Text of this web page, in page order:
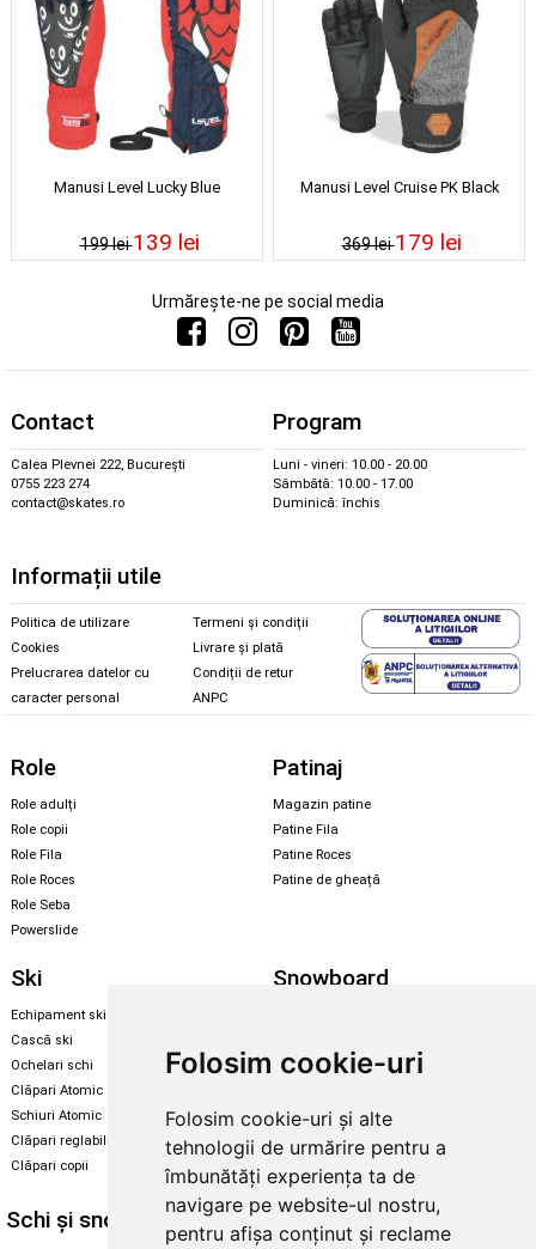
Folosim cookie-uri
Folosim cookie-uri și alte
tehnologii de urmărire pentru a
îmbunătăți experiența ta de
navigare pe website-ul nostru,
pentru afișa conținut și reclame
Manusi Level Lucky Blue
199 lei139 lei
Manusi Level Cruise PK Black
369 lei179 lei
Urmărește-ne pe social media
Contact
Calea Plevnei 222, București
0755 223 274
contact@skates.ro
Program
Luni - vineri: 10.00 - 20.00
Sâmbătă: 10.00 - 17.00
Duminică: închis
Informații utile
Politica de utilizare
Cookies
Prelucrarea datelor cu
caracter personal
Termeni și condiții
Livrare și plată
Condiții de retur
ANPC
Role
Role adulți
Role copii
Role Fila
Role Roces
Role Seba
Powerslide
Patinaj
Magazin patine
Patine Fila
Patine Roces
Patine de gheață
Ski
Echipament ski
Cască ski
Ochelari schi
Clăpari Atomic
Schiuri Atomic
Clăpari reglabili
Clăpari copii
Snowboard
Legături Rome SDS
Skate & longboard
Santa Cruz
Enuff Skateboards
Schi și snowboard Diverse